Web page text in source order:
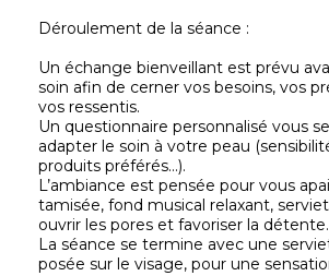
Déroulement de la séance :
Un échange bienveillant est prévu
soin afin de cerner vos besoins, vos
vos ressentis.
Un questionnaire personnalisé vous
adapter le soin à votre peau
produits préférés…).
L’ambiance est pensée pour vous
tamisée, fond musical relaxant,
ouvrir les pores et favoriser la détente.
La séance se termine avec une
posée sur le visage, pour une